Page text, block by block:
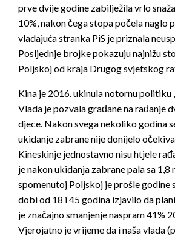
prve dvije godine zabilježila vrlo
10%, nakon čega stopa počela naglo
vladajuća stranka PiS je priznala
Posljednje brojke pokazuju najnižu
Poljskoj od kraja Drugog svjetskog
Kina je 2016. ukinula notornu politiku
Vlada je pozvala građane na rađanje
djece. Nakon svega nekoliko godina
ukidanje zabrane nije donijelo
Kineskinje jednostavno nisu htjele
je nakon ukidanja zabrane pala sa 1,8
spomenutoj Poljskoj je prošle godine
dobi od 18 i 45 godina izjavilo da
je značajno smanjenje naspram 41%
Vjerojatno je vrijeme da i naša vlada